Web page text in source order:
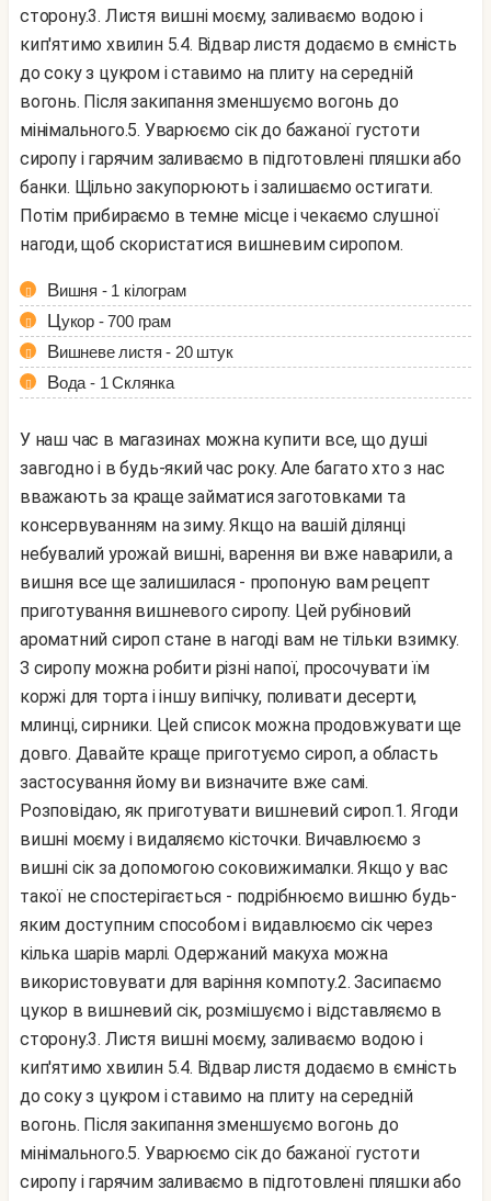
сторону.3. Листя вишні моєму, заливаємо водою і
кип'ятимо хвилин 5.4. Відвар листя додаємо в ємність
до соку з цукром і ставимо на плиту на середній
вогонь. Після закипання зменшуємо вогонь до
мінімального.5. Уварюємо сік до бажаної густоти
сиропу і гарячим заливаємо в підготовлені пляшки або
банки. Щільно закупорюють і залишаємо остигати.
Потім прибираємо в темне місце і чекаємо слушної
нагоди, щоб скористатися вишневим сиропом.
Вишня - 1 кілограм
Цукор - 700 грам
Вишневе листя - 20 штук
Вода - 1 Склянка
У наш час в магазинах можна купити все, що душі
завгодно і в будь-який час року. Але багато хто з нас
вважають за краще займатися заготовками та
консервуванням на зиму. Якщо на вашій ділянці
небувалий урожай вишні, варення ви вже наварили, а
вишня все ще залишилася - пропоную вам рецепт
приготування вишневого сиропу. Цей рубіновий
ароматний сироп стане в нагоді вам не тільки взимку.
З сиропу можна робити різні напої, просочувати їм
коржі для торта і іншу випічку, поливати десерти,
млинці, сирники. Цей список можна продовжувати ще
довго. Давайте краще приготуємо сироп, а область
застосування йому ви визначите вже самі.
Розповідаю, як приготувати вишневий сироп.1. Ягоди
вишні моєму і видаляємо кісточки. Вичавлюємо з
вишні сік за допомогою соковижималки. Якщо у вас
такої не спостерігається - подрібнюємо вишню будь-
яким доступним способом і видавлюємо сік через
кілька шарів марлі. Одержаний макуха можна
використовувати для варіння компоту.2. Засипаємо
цукор в вишневий сік, розмішуємо і відставляємо в
сторону.3. Листя вишні моєму, заливаємо водою і
кип'ятимо хвилин 5.4. Відвар листя додаємо в ємність
до соку з цукром і ставимо на плиту на середній
вогонь. Після закипання зменшуємо вогонь до
мінімального.5. Уварюємо сік до бажаної густоти
сиропу і гарячим заливаємо в підготовлені пляшки або